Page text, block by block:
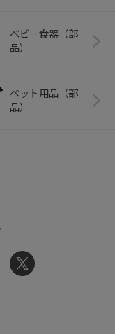
ベビー食器（部
品）
ペット用品（部
品）